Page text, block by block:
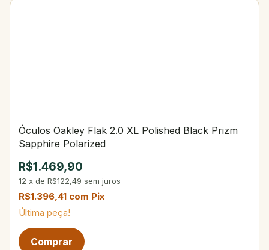
Óculos Oakley Flak 2.0 XL Polished Black Prizm
Sapphire Polarized
R$1.469,90
12 x de R$122,49 sem juros
R$1.396,41 com Pix
Última peça!